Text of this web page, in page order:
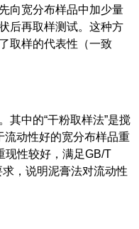
向宽分布样品中加少量
后再取样测试。这种方
取样的代表性（一致
其中的“干粉取样法”是搅
流动性好的宽分布样品重
现性较好，满足GB/T
，说明泥膏法对流动性